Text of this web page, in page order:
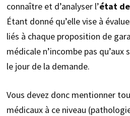
connaître et d’analyser l’état
Étant donné qu’elle vise à
liés à chaque proposition de
médicale n’incombe pas
le jour de la demande.
Vous devez donc mentionner
médicaux à ce niveau